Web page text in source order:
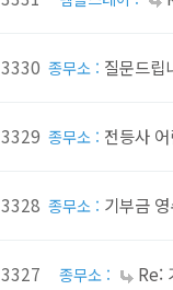
3330 종무소 : 질문드립
3329 종무소 : 전등사
3328 종무소 : 기부금
3327 종무소 : Re: